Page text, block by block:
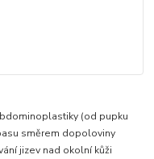
(od pupku
směrem dopoloviny
jizev nad okolní kůži